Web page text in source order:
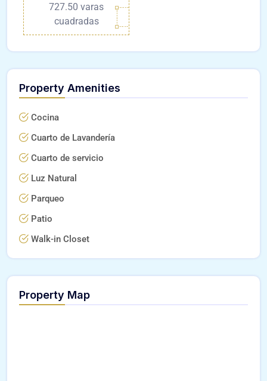
727.50 varas
cuadradas
Property Amenities
Cocina
Cuarto de Lavandería
Cuarto de servicio
Luz Natural
Parqueo
Patio
Walk-in Closet
Property Map